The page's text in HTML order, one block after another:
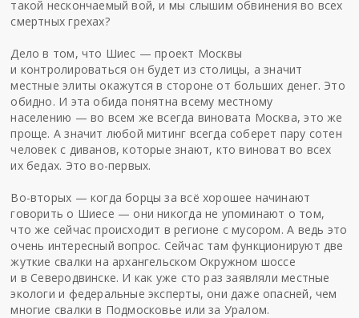
такой нескончаемый вой, и мы слышим обвинения во всех
смертных грехах?
Дело в том, что Шиес — проект Москвы
и контролироваться он будет из столицы, а значит
местные элиты окажутся в стороне от больших денег. Это
обидно. И эта обида понятна всему местному
населению — во всем же всегда виновата Москва, это же
проще. А значит любой митинг всегда соберет пару сотен
человек с диванов, которые знают, кто виноват во всех
их бедах. Это во-первых.
Во-вторых — когда борцы за всё хорошее начинают
говорить о Шиесе — они никогда не упоминают о том,
что же сейчас происходит в регионе с мусором. А ведь это
очень интересный вопрос. Сейчас там функционируют две
жуткие свалки на архангельском Окружном шоссе
и в Северодвинске. И как уже сто раз заявляли местные
экологи и федеральные эксперты, они даже опасней, чем
многие свалки в Подмосковье или за Уралом.